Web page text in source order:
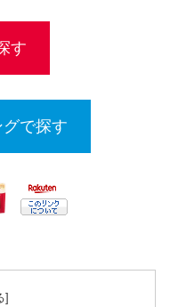
す
で探す